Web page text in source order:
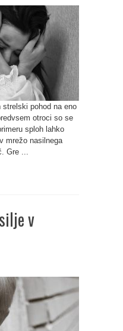
strelski pohod na eno
otroci so se
sploh lahko
mrežo nasilnega
Gre ...
v